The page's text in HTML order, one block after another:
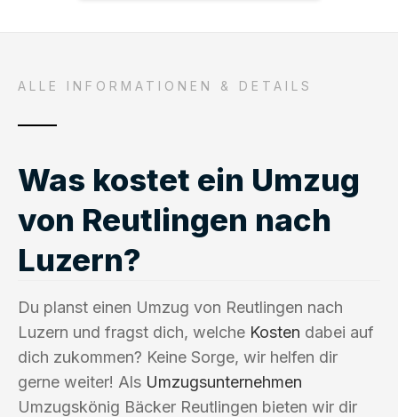
ALLE INFORMATIONEN & DETAILS
Was kostet ein Umzug
von Reutlingen nach
Luzern?
Du planst einen Umzug von Reutlingen nach
Luzern und fragst dich, welche Kosten dabei auf
dich zukommen? Keine Sorge, wir helfen dir
gerne weiter! Als Umzugsunternehmen
Umzugskönig Bäcker Reutlingen bieten wir dir